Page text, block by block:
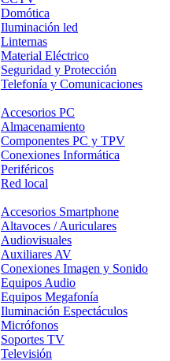
Domótica
Iluminación led
Linternas
Material Eléctrico
Seguridad y Protección
Telefonía y Comunicaciones
Accesorios PC
Almacenamiento
Componentes PC y TPV
Conexiones Informática
Periféricos
Red local
Accesorios Smartphone
Altavoces / Auriculares
Audiovisuales
Auxiliares AV
Conexiones Imagen y Sonido
Equipos Audio
Equipos Megafonía
Iluminación Espectáculos
Micrófonos
Soportes TV
Televisión